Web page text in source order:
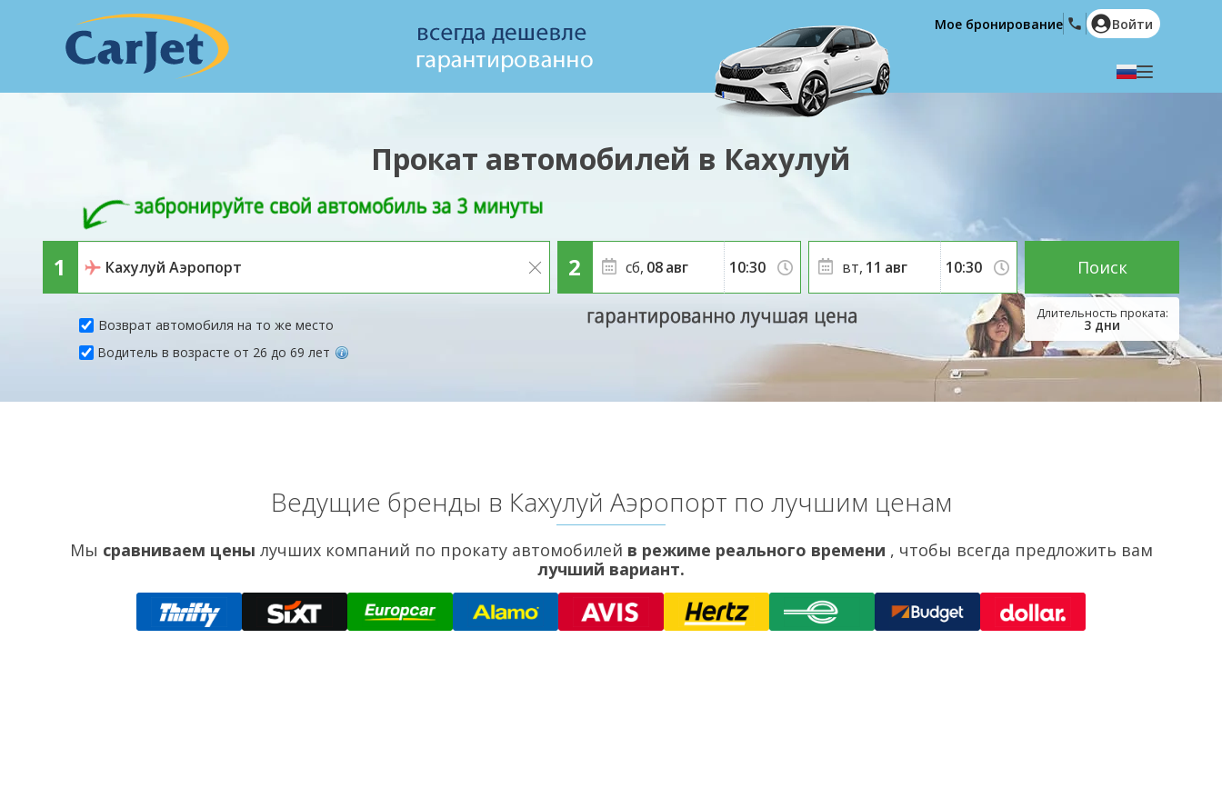
English (US)
Română
Ελληνικά
Hrvatski
العربية
Мое бронирование Войти
Прокат автомобилей в Кахулуй
Возврат автомобиля на то же место
сб, 08авг
3 дни
вт, 11 авг
Водитель в возрасте от 26 до 69 лет
Поиск
Ведущие бренды в Кахулуй Аэропорт по лучшим ценам
Мы сравниваем цены лучших компаний по прокату автомобилей в режиме реального времени , чтобы всегда предложить вам
лучший вариант.